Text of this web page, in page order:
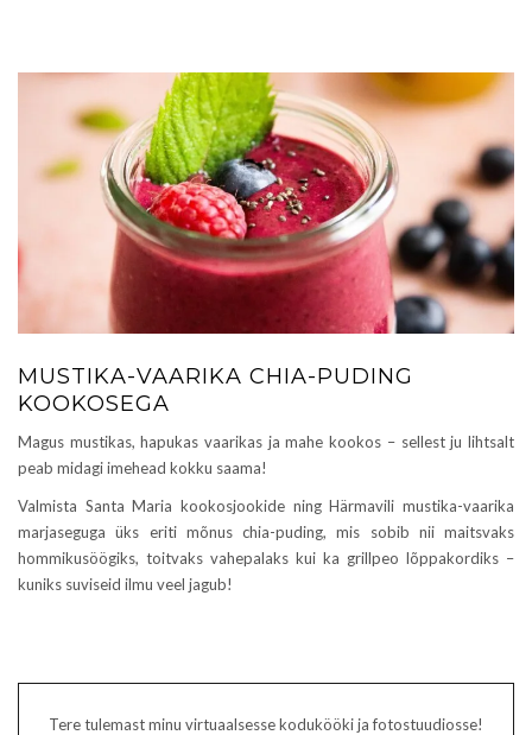
MUSTIKA-VAARIKA CHIA-PUDING
KOOKOSEGA
Magus mustikas, hapukas vaarikas ja mahe kookos – sellest ju lihtsalt
peab midagi imehead kokku saama!
Valmista Santa Maria kookosjookide ning Härmavili mustika-vaarika
marjaseguga üks eriti mõnus chia-puding, mis sobib nii maitsvaks
hommikusöögiks, toitvaks vahepalaks kui ka grillpeo lõppakordiks –
kuniks suviseid ilmu veel jagub!
Tere tulemast minu virtuaalsesse kodukööki ja fotostuudiosse!